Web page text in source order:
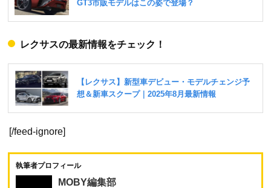
レクサスの最新情報をチェック！
[/feed-ignore]
執筆者プロフィール
MOBY編集部